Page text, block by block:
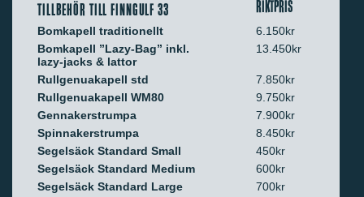
TILLBEHÖR TILL FINNGULF 33 RIKTPRIS
Bomkapell traditionellt
6.150kr
Bomkapell ”Lazy-Bag” inkl.
lazy-jacks & lattor
13.450kr
Rullgenuakapell std
7.850kr
Rullgenuakapell WM80
9.750kr
Gennakerstrumpa
7.900kr
Spinnakerstrumpa
8.450kr
Segelsäck Standard Small
450kr
Segelsäck Standard Medium
600kr
Segelsäck Standard Large
700kr